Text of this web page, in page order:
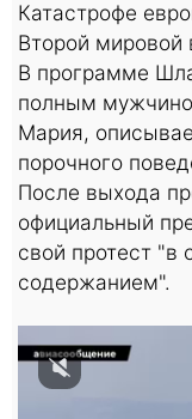
Катастрофе
Второй мировой
В программе
полным
Мария,
порочного
После выхода
официальный
свой протест "в
содержанием".